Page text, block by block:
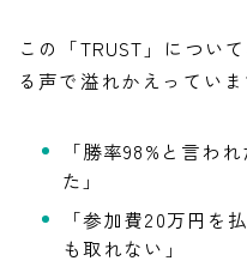
この「TRUST」につい
る声で溢れかえっていま
「勝率98%と言わ
た」
「参加費20万円を
も取れない」